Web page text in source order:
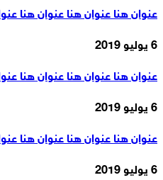
عنوان هنا عنوان هنا عنوان هنا
6 يوليو 2019
عنوان هنا عنوان هنا عنوان هنا
6 يوليو 2019
عنوان هنا عنوان هنا عنوان هنا
6 يوليو 2019